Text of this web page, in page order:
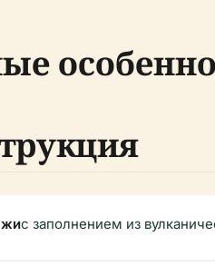
с заполнением из